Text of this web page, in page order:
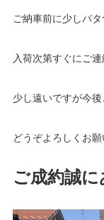
ご納車前に少しバ
入荷次第すぐにご連
少し遠いですが今
どうぞよろしくお願
ご成約誠